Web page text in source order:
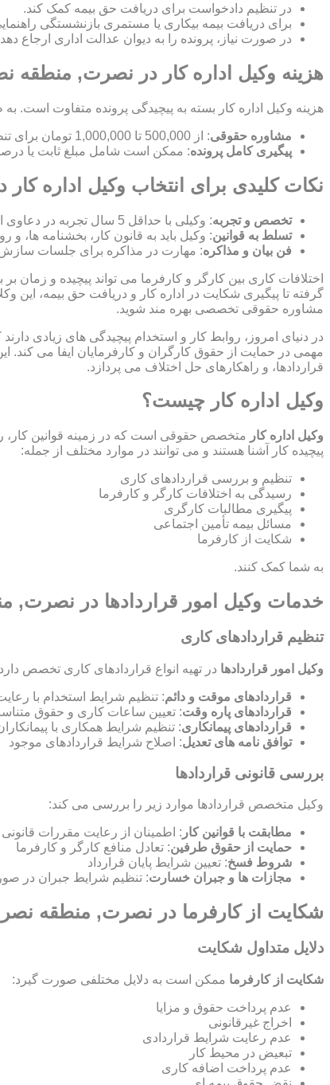
در تنظیم دادخواست برای دریافت حق بیمه کمک کند.
برای دریافت بیمه بیکاری یا مستمری بازنشستگی
در صورت نیاز، پرونده را به دیوان عدالت اداری ارجاع
هزینه وکیل اداره کار در نصرت, منطقه
هزینه وکیل اداره کار بسته به پیچیدگی پرونده متفاوت است.
مشاوره حقوقی: از 500,000 تا 1,000,000 تومان برای تنظیم لایحه.
پیگیری کامل پرونده: ممکن است شامل مبلغ ثابت یا درصدی (10-15%) از مبلغ توافق
نکات کلیدی برای انتخاب وکیل اداره
تخصص و تجربه: وکیلی با حداقل 5 سال تجربه در دعاوی اداره کار انتخاب کنید.
تسلط به قوانین: وکیل باید به قانون کار، بخشنامه ها، و
فن بیان و مذاکره: مهارت در مذاکره برای جلسات
اختلافات کاری بین کارگر و کارفرما می تواند پیچیده و زمان بر
گرفته تا پیگیری شکایت در اداره کار و دریافت حق بیمه، این
مشاوره حقوقی تخصصی بهره مند شوید.
در دنیای امروز، روابط کار و استخدام پیچیدگی های زیادی
مهمی در حمایت از حقوق کارگران و کارفرمایان ایفا می کند.
قراردادها، و راهکارهای حل اختلاف می پردازد.
وکیل اداره کار چیست؟
وکیل اداره کار متخصص حقوقی است که در زمینه قوانین کار،
پیچیده کار آشنا هستند و می توانند در موارد مختلف از جمله:
تنظیم و بررسی قراردادهای کاری
رسیدگی به اختلافات کارگر و کارفرما
پیگیری مطالبات کارگری
مسائل بیمه تأمین اجتماعی
شکایت از کارفرما
به شما کمک کنند.
خدمات وکیل امور قراردادها در نصرت,
تنظیم قراردادهای کاری
وکیل امور قراردادها در تهیه انواع قراردادهای کاری تخصص
قراردادهای موقت و دائم: تنظیم شرایط استخدام با
قراردادهای پاره وقت: تعیین ساعات کاری و حقوق
قراردادهای پیمانکاری: تنظیم شرایط همکاری با
توافق نامه های تعدیل: اصلاح شرایط قراردادهای موجود
بررسی قانونی قراردادها
وکیل متخصص قراردادها موارد زیر را بررسی می کند:
مطابقت با قوانین کار : اطمینان از رعایت مقررات قانونی
حمایت از حقوق طرفین: تعادل منافع کارگر و کارفرما
شروط فسخ: تعیین شرایط پایان قرارداد
مجازات ها و جبران خسارت: تنظیم شرایط جبران در
شکایت از کارفرما در نصرت, منطقه
دلایل متداول شکایت
شکایت از کارفرما ممکن است به دلایل مختلفی صورت گیرد:
عدم پرداخت حقوق و مزایا
اخراج غیرقانونی
عدم رعایت شرایط قراردادی
تبعیض در محیط کار
عدم پرداخت اضافه کاری